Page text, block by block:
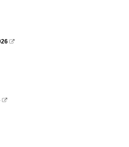

